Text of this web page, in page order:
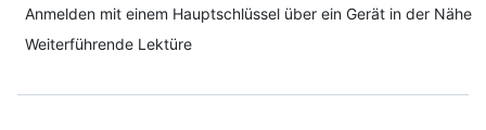
Anmelden mit einem Hauptschlüssel über ein Gerät in der Nähe
Weiterführende Lektüre